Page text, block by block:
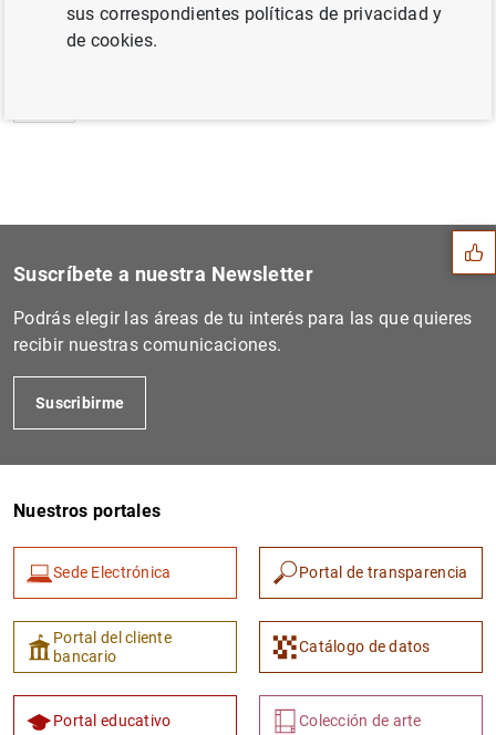
Estado financiero consolida...
Sugerencias
1 2
Suscríbete a nuestra Newsletter
Podrás elegir las áreas de tu interés para las que quieres
recibir nuestras comunicaciones.
Suscribirme
Nuestros portales
Sede Electrónica Portal de transparencia
Portal del cliente
bancario
Catálogo de datos
Portal educativo Colección de arte
sus correspondientes políticas de privacidad y
de cookies.